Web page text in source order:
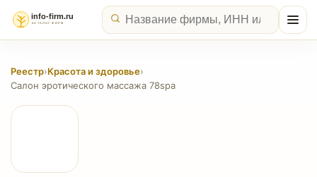
Реестр›Красота и здоровье›
Салон эротического массажа 78spa